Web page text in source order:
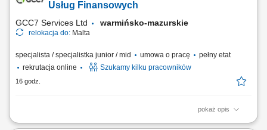
sprzedażowych; Budowanie długofalowych relacji z klientami oraz
Usług Finansowych
GCC7 Services Ltd warmińsko-mazurskie
relokacja do: Malta
specjalista / specjalistka junior / mid umowa o pracę
pełny etat
rekrutacja online
Szukamy kilku pracowników
16 godz.
pokaż opis
Zakres obowiązków: Prowadzenie telefonicznych rozmów z klientami